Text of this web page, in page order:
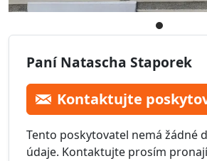
Paní Natascha Staporek
Kontaktujte
Tento poskytovatel nemá žádné
údaje. Kontaktujte prosím